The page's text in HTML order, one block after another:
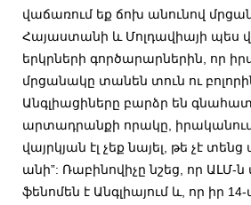
վաճառում եք ճոխ անունով
Հայաստանի և Մոլդավիայի պես
երկրների գործարարներին, որ
մրցանակը տանեն տուն ու
Անգլիացիները բարձր են
արտադրանքի որակը, իրականում
վայրկյան էլ չեք նայել, թե չէ տենց
անի”: Ռաբինովիչը նշեց, որ ԱԼՄ-ն
ֆենոմեն է Անգլիայում և, որ իր